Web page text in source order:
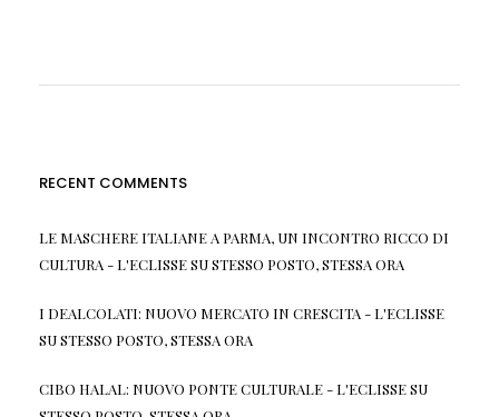
RECENT COMMENTS
LE MASCHERE ITALIANE A PARMA, UN INCONTRO RICCO DI
CULTURA - L'ECLISSESUSTESSO POSTO, STESSA ORA
I DEALCOLATI: NUOVO MERCATO IN CRESCITA - L'ECLISSE
SUSTESSO POSTO, STESSA ORA
CIBO HALAL: NUOVO PONTE CULTURALE - L'ECLISSESU